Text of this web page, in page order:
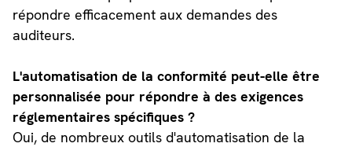
répondre efficacement aux demandes des
auditeurs.
L'automatisation de la conformité peut-elle être
personnalisée pour répondre à des exigences
réglementaires spécifiques ?
Oui, de nombreux outils d'automatisation de la